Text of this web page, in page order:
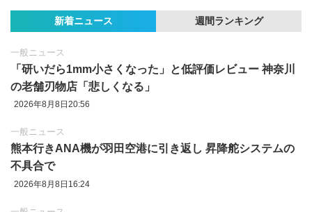
新着ニュース 週間ランキング
一般ニュース
「研いだら1mm小さくなった」と低評価レビュー 神奈川
の老舗刃物店「悲しくなる」
2026年8月8日20:56
一般ニュース
熊本行きANA機が羽田空港に引き返し 昇降舵システムの
不具合で
2026年8月8日16:24